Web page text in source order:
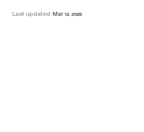
Last updated Mar 12, 2025